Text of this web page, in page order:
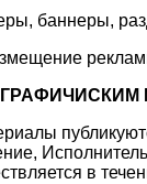
баннеры,
в